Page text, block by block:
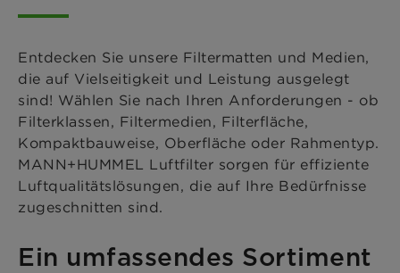
Entdecken Sie unsere Filtermatten und Medien,
die auf Vielseitigkeit und Leistung ausgelegt
sind! Wählen Sie nach Ihren Anforderungen - ob
Filterklassen, Filtermedien, Filterfläche,
Kompaktbauweise, Oberfläche oder Rahmentyp.
MANN+HUMMEL Luftfilter sorgen für effiziente
Luftqualitätslösungen, die auf Ihre Bedürfnisse
zugeschnitten sind.
Ein umfassendes Sortiment